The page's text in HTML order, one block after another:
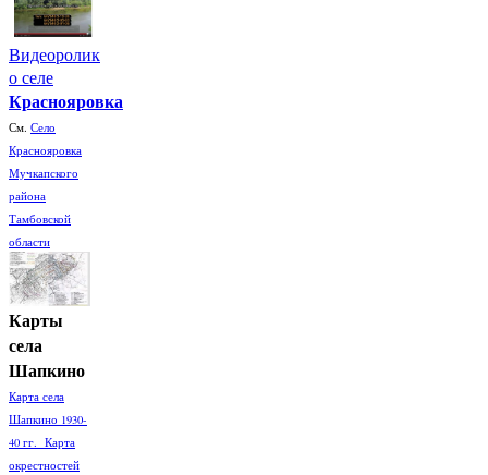
Видеоролик
о селе
Краснояровка
См. Село
Краснояровка
Мучкапского
района
Тамбовской
области
Карты
села
Шапкино
Карта села
Шапкино 1930-
40 гг. Карта
окрестностей